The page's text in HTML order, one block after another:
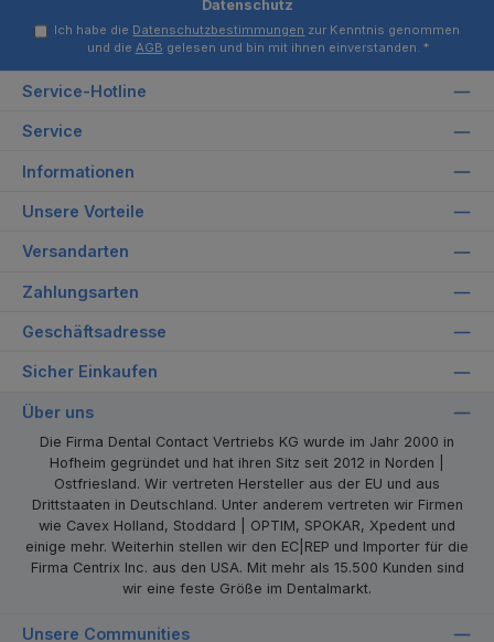
Datenschutz
Ich habe die Datenschutzbestimmungen zur Kenntnis genommen
und die AGB gelesen und bin mit ihnen einverstanden. *
Service-Hotline
Service
Informationen
Unsere Vorteile
Versandarten
Zahlungsarten
Geschäftsadresse
Sicher Einkaufen
Über uns
Die Firma Dental Contact Vertriebs KG wurde im Jahr 2000 in
Hofheim gegründet und hat ihren Sitz seit 2012 in Norden |
Ostfriesland. Wir vertreten Hersteller aus der EU und aus
Drittstaaten in Deutschland. Unter anderem vertreten wir Firmen
wie Cavex Holland, Stoddard | OPTIM, SPOKAR, Xpedent und
einige mehr. Weiterhin stellen wir den EC|REP und Importer für die
Firma Centrix Inc. aus den USA. Mit mehr als 15.500 Kunden sind
wir eine feste Größe im Dentalmarkt.
Unsere Communities